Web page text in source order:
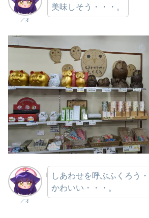
アオ
美味しそう・・・。
アオ
しあわせを呼ぶふくろう・
かわいい・・・。